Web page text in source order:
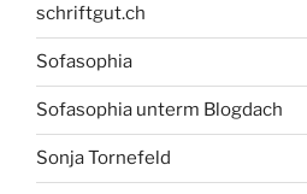
schriftgut.ch
Sofasophia
Sofasophia unterm Blogdach
Sonja Tornefeld